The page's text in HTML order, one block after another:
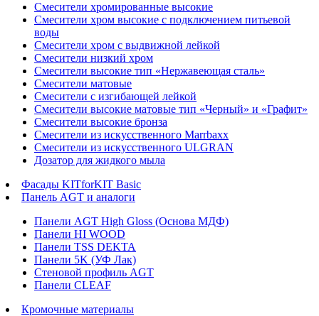
Смесители хромированные высокие
Смесители хром высокие с подключением питьевой
воды
Смесители хром с выдвижной лейкой
Смесители низкий хром
Смесители высокие тип «Нержавеющая сталь»
Смесители матовые
Смесители с изгибающей лейкой
Смесители высокие матовые тип «Черный» и «Графит»
Смесители высокие бронза
Смесители из искусственного Marrbaxx
Смесители из искусственного ULGRAN
Дозатор для жидкого мыла
Фасады KITforKIT Basic
Панель AGT и аналоги
Панели AGT High Gloss (Основа МДФ)
Панели HI WOOD
Панели TSS DEKTA
Панели 5K (УФ Лак)
Стеновой профиль AGT
Панели CLEAF
Кромочные материалы